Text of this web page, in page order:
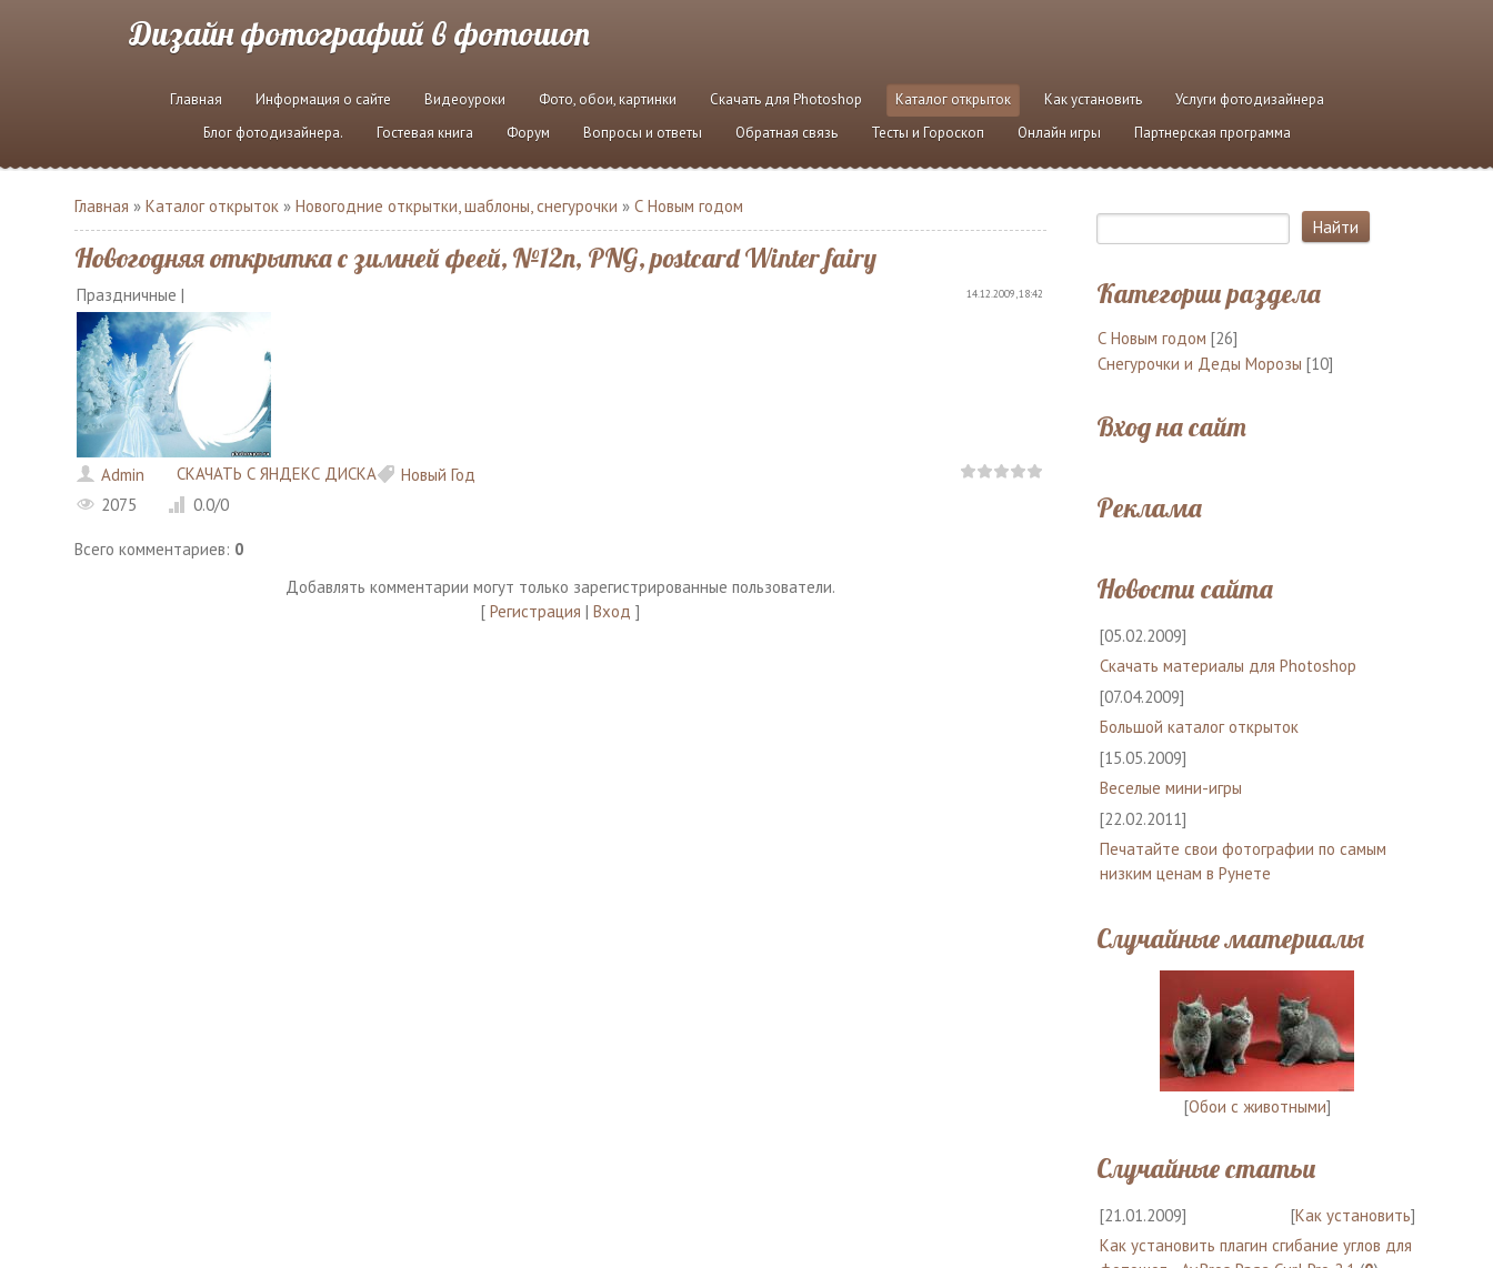
Дизайн фотографий в фотошоп
Главная Информация о сайте Видеоуроки Фото, обои, картинки Скачать для Photoshop Каталог открыток Как установить
Услуги фотодизайнера
Блог фотодизайнера.
Гостевая книга Форум Вопросы и ответы Обратная связь Тесты и Гороскоп Онлайн игры Партнерская программа
Главная »Каталог открыток »Новогодние открытки, шаблоны, снегурочки »С Новым годом
Новогодняя открытка с зимней феей, №12n, PNG, postcard Winter fairy
Праздничные | 14.12.2009, 18:42
Admin СКАЧАТЬ С ЯНДЕКС ДИСКА
Новый Год
2075
0.0/0
Всего комментариев: 0
Добавлять комментарии могут только зарегистрированные пользователи.
[ Регистрация | Вход ]
Категории раздела
С Новым годом [26]
Снегурочки и Деды Морозы [10]
Вход на сайт
Реклама
Новости сайта
[05.02.2009]
Скачать материалы для Photoshop
[07.04.2009]
Большой каталог открыток
[15.05.2009]
Веселые мини-игры
[22.02.2011]
Печатайте свои фотографии по самым
низким ценам в Рунете
Случайные материалы
[Обои с животными]
Случайные статьи
[21.01.2009] [Как установить]
Как установить плагин сгибание углов для